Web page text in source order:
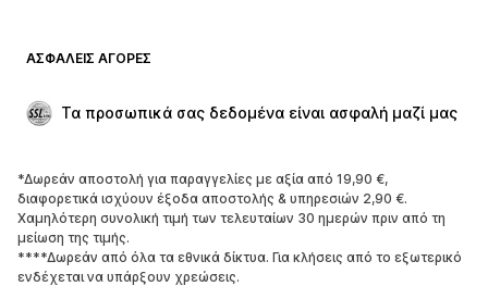
ΑΣΦΑΛΕΊΣ ΑΓΟΡΈΣ
Τα προσωπικά σας δεδομένα είναι ασφαλή μαζί μας
*Δωρεάν αποστολή για παραγγελίες με αξία από 19,90 €,
διαφορετικά ισχύουν έξοδα αποστολής & υπηρεσιών 2,90 €.
Χαμηλότερη συνολική τιμή των τελευταίων 30 ημερών πριν από τη
μείωση της τιμής.
****Δωρεάν από όλα τα εθνικά δίκτυα. Για κλήσεις από το εξωτερικό
ενδέχεται να υπάρξουν χρεώσεις.